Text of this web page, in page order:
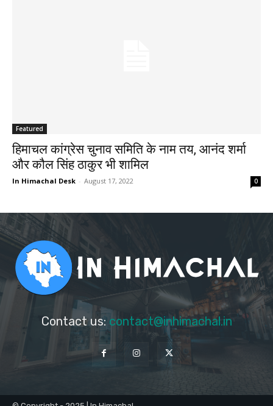
Featured
हिमाचल कांग्रेस चुनाव समिति के नाम तय, आनंद शर्मा
और कौल सिंह ठाकुर भी शामिल
In Himachal Desk - August 17, 2022 0
Contact us: contact@inhimachal.in